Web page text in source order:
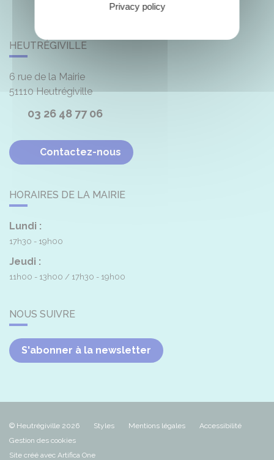
HEUTRÉGIVILLE
6 rue de la Mairie
51110 Heutrégiville
03 26 48 77 06
Contactez-nous
HORAIRES DE LA MAIRIE
Lundi :
17h30 - 19h00
Jeudi :
11h00 - 13h00 17h30 - 19h00
NOUS SUIVRE
S'abonner à la newsletter
© Heutrégiville 2026 Styles Mentions légales
Accessibilité
Gestion des cookies
Site créé avec Artifica One
Privacy policy